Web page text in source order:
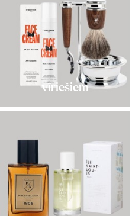
vīriešiem